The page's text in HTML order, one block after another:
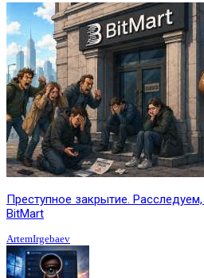
Преступное закрытие.
BitMart
ArtemIrgebaev